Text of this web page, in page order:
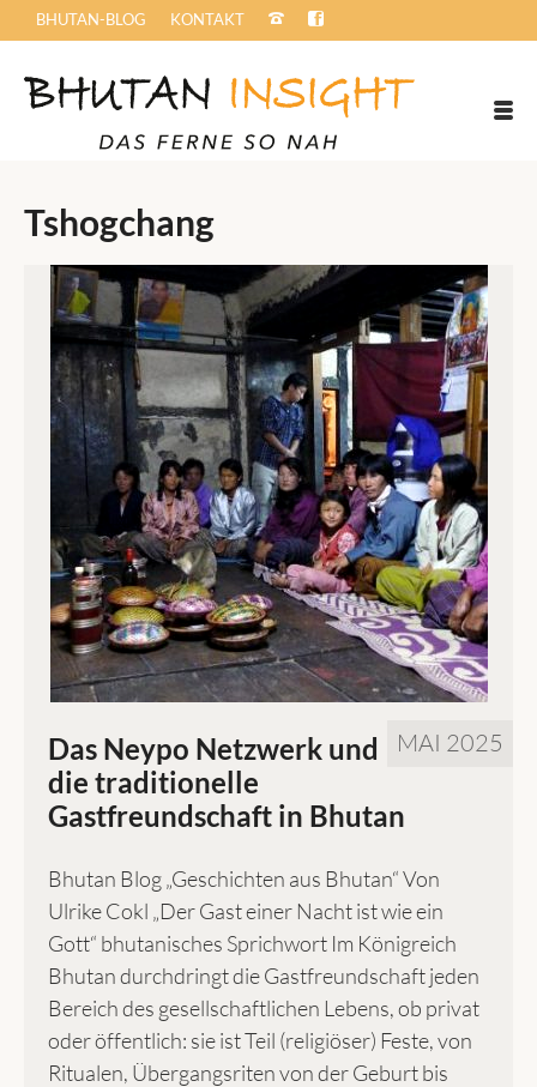
BHUTAN-BLOG KONTAKT
Tshogchang
MAI 2025
Das Neypo Netzwerk und
die traditionelle
Gastfreundschaft in Bhutan
Bhutan Blog „Geschichten aus Bhutan“ Von
Ulrike Cokl „Der Gast einer Nacht ist wie ein
Gott“ bhutanisches Sprichwort Im Königreich
Bhutan durchdringt die Gastfreundschaft jeden
Bereich des gesellschaftlichen Lebens, ob privat
oder öffentlich: sie ist Teil (religiöser) Feste, von
Ritualen, Übergangsriten von der Geburt bis